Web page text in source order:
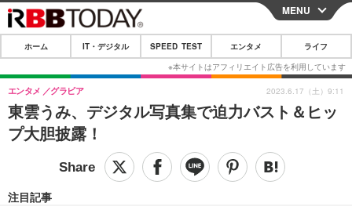
CLOSE
ホーム
IT・デジタル
IT・デジタルTOP スマートフォン
ショッピング その他
SPEED TEST
エンタメTOP 映画・ドラマ
MENU
ホーム IT・デジタル SPEED TEST エンタメ ライフ
東雲うみ、デジタル写真集で迫力バスト＆ヒッ
プ大胆披露！
エンタメ グラビア
注目記事
2023.6.17（土）9:11